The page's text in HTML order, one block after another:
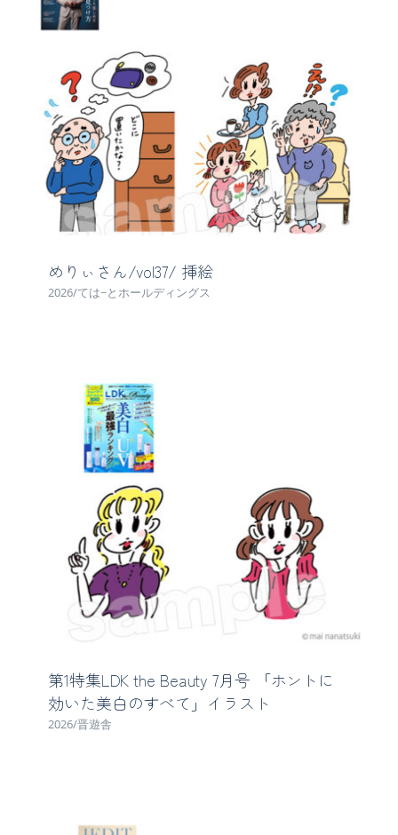
めりぃさん/vol37/ 挿絵
2026/ては~とホールディングス
第1特集LDK the Beauty 7月号 「ホントに
効いた美白のすべて」イラスト
2026/晋遊舎